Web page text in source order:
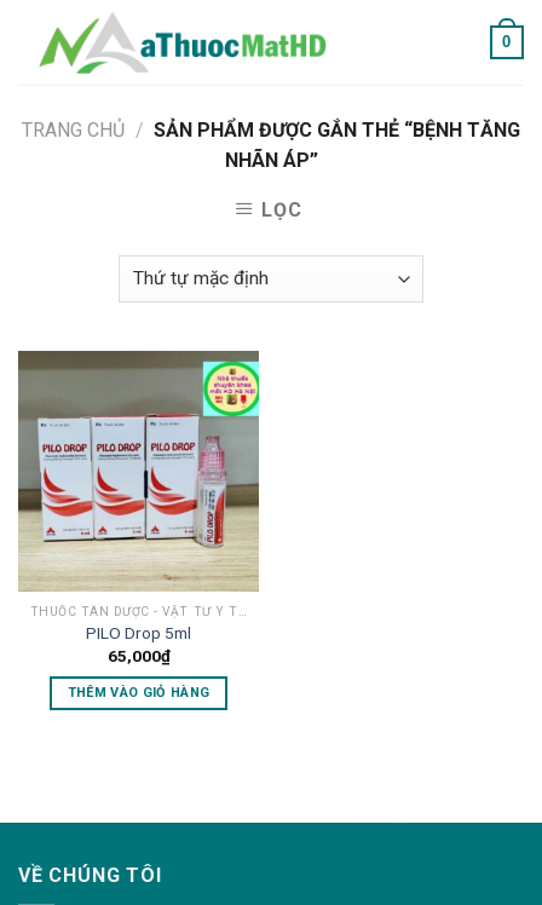
content
0
TRANG CHỦ / SẢN PHẨM ĐƯỢC GẮN THẺ “BỆNH TĂNG
NHÃN ÁP”
LỌC
PILO Drop 5ml
65,000₫
THÊM VÀO GIỎ HÀNG
VỀ CHÚNG TÔI